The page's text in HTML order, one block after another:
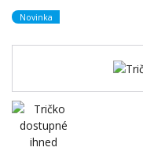
Novinka